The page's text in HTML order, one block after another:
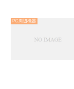
PC周辺機器